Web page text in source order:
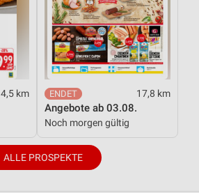
4,5 km 17,8 km
Angebote ab 03.08.
Noch morgen gültig
ALLE PROSPEKTE